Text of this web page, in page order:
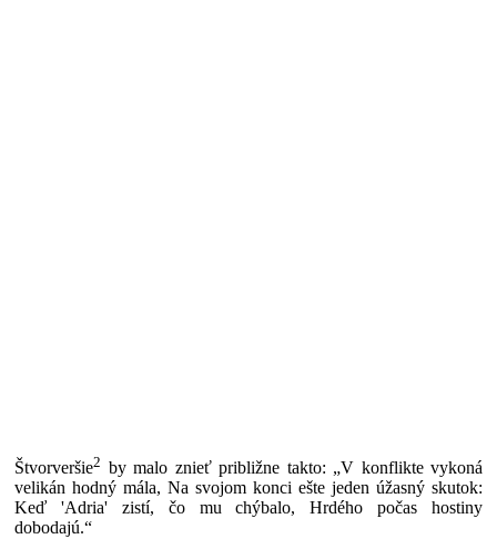
Štvorveršie2 by malo znieť približne takto: „V konflikte vykoná
velikán hodný mála, Na svojom konci ešte jeden úžasný skutok:
Keď 'Adria' zistí, čo mu chýbalo, Hrdého počas hostiny
dobodajú.“